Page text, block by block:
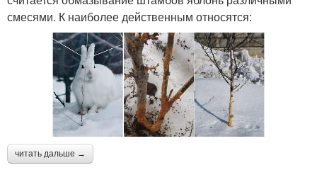
смесями. К наиболее действенным относятся:
читать дальше →